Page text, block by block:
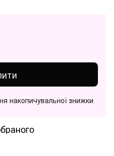
накопичувальної знижки